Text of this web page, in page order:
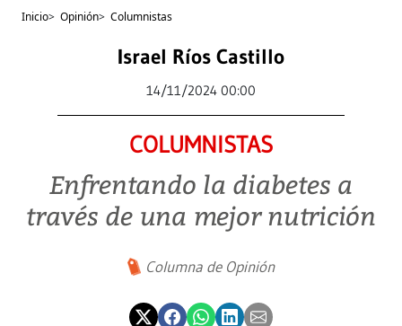
Inicio> Opinión> Columnistas
Israel Ríos Castillo
14/11/2024 00:00
COLUMNISTAS
Enfrentando la diabetes a
través de una mejor nutrición
Columna de Opinión